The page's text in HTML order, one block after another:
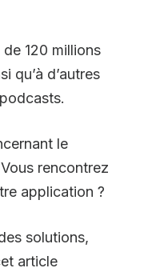
120 millions
qu’à d’autres
le
rencontrez
application ?
solutions,
article